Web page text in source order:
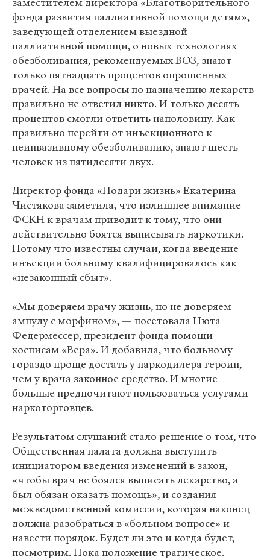
фонда развития паллиативной помощи детям»,
заведующей отделением выездной
паллиативной помощи, о новых технологиях
обезболивания, рекомендуемых ВОЗ, знают
только пятнадцать процентов опрошенных
врачей. На все вопросы по назначению лекарств
правильно не ответил никто. И только десять
процентов смогли ответить наполовину. Как
правильно перейти от инъекционного к
неинвазивному обезболиванию, знают шесть
человек из пятидесяти двух.
Директор фонда «Подари жизнь» Екатерина
Чистякова заметила, что излишнее внимание
ФСКН к врачам приводит к тому, что они
действительно боятся выписывать наркотики.
Потому что известны случаи, когда введение
инъекции больному квалифицировалось как
«незаконный сбыт».
«Мы доверяем врачу жизнь, но не доверяем
ампулу с морфином», — посетовала Нюта
Федермессер, президент фонда помощи
хосписам «Вера». И добавила, что больному
гораздо проще достать у наркодилера героин,
чем у врача законное средство. И многие
больные предпочитают пользоваться услугами
наркоторговцев.
Результатом слушаний стало решение о том, что
Общественная палата должна выступить
инициатором введения изменений в закон,
«чтобы врач не боялся выписать лекарство, а
был обязан оказать помощь», и создания
межведомственной комиссии, которая наконец
должна разобраться в «больном вопросе» и
навести порядок. Будет ли это и когда будет,
посмотрим. Пока положение трагическое.